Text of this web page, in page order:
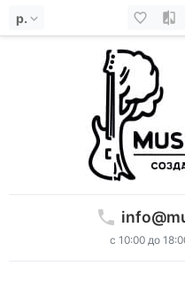
р.
с 10:00 до